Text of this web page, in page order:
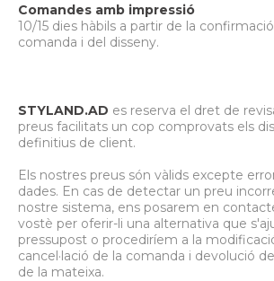
Comandes amb impressió
10/15 dies hàbils a partir de la
comanda i del disseny.
STYLAND.AD es reserva el dret de
preus facilitats un cop comprovats els
definitius de client.
Els nostres preus són vàlids excepte
dades. En cas de detectar un preu
nostre sistema, ens posarem en
vostè per oferir-li una alternativa que
pressupost o procediríem a la
cancel·lació de la comanda i devolució
de la mateixa.